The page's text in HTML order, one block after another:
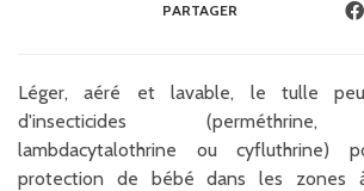
PARTAGER
Léger, aéré et lavable, le tulle
d'insecticides (perméthrine,
lambdacytalothrine ou cyfluthrine)
protection de bébé dans les zones